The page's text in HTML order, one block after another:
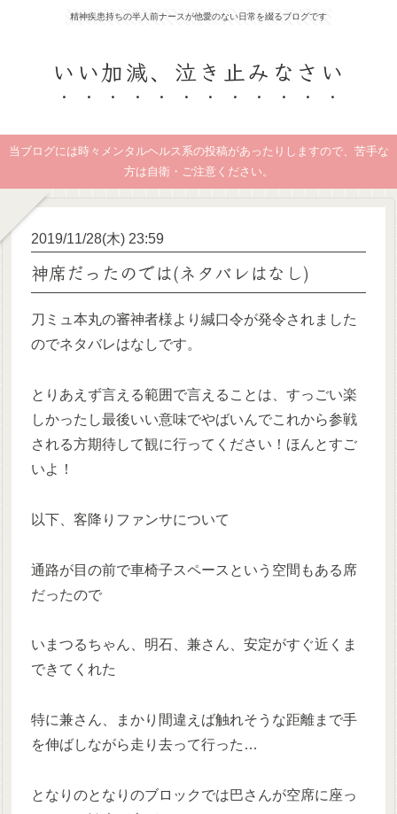
精神疾患持ちの半人前ナースが他愛のない日常を綴るブログです
いい加減、泣き止みなさい
当ブログには時々メンタルヘルス系の投稿があったりしますので、苦手な
方は自衛・ご注意ください。
2019/11/28(木) 23:59
神席だったのでは(ネタバレはなし)
刀ミュ本丸の審神者様より緘口令が発令されました
のでネタバレはなしです。
とりあえず言える範囲で言えることは、すっごい楽
しかったし最後いい意味でやばいんでこれから参戦
される方期待して観に行ってください！ほんとすご
いよ！
以下、客降りファンサについて
通路が目の前で車椅子スペースという空間もある席
だったので
いまつるちゃん、明石、兼さん、安定がすぐ近くま
できてくれた
特に兼さん、まかり間違えば触れそうな距離まで手
を伸ばしながら走り去って行った…
となりのとなりのブロックでは巴さんが空席に座っ